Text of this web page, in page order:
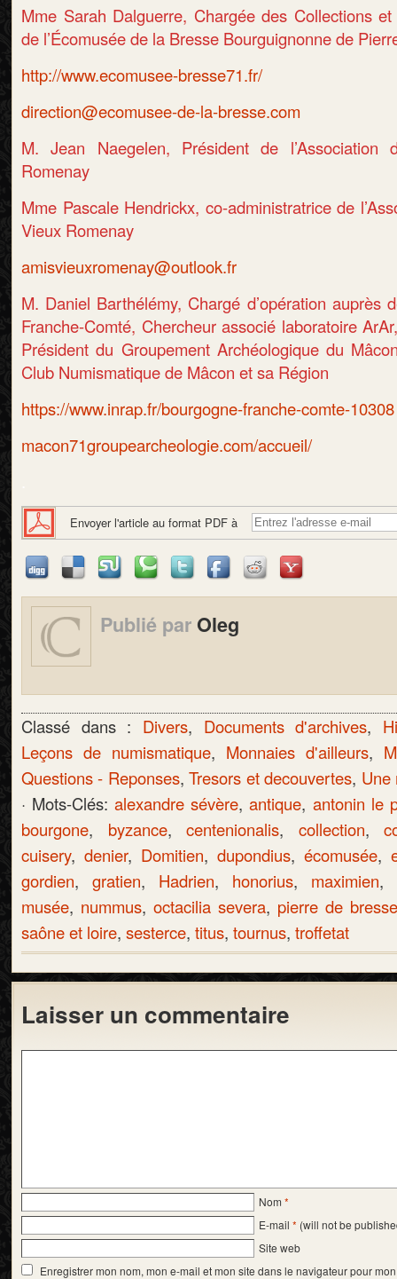
Mme Sarah Dalguerre, Chargée des Collections et
de l’Écomusée de la Bresse Bourguignonne de
http://www.ecomusee-bresse71.fr/
direction@ecomusee-de-la-bresse.com
M. Jean Naegelen, Président de
Romenay
Mme Pascale Hendrickx, co-administratrice de
Vieux Romenay
amisvieuxromenay@outlook.fr
M. Daniel Barthélémy, Chargé d’opération auprès
Franche-Comté, Chercheur associé laboratoire
Président du Groupement Archéologique du
Club Numismatique de Mâcon et sa Région
https://www.inrap.fr/bourgogne-franche-comte-10308
macon71groupearcheologie.com/accueil/
Envoyer l'article au format PDF à
Publié par Oleg
Classé dans : Divers, Documents d'archives,
Leçons de numismatique, Monnaies d'ailleurs,
Questions - Reponses,Tresors et decouvertes, Une
· Mots-Clés:alexandre sévère,antique, antonin le
bourgone, byzance,centenionalis, collection,
cuisery, denier, Domitien, dupondius, écomusée,
gordien, gratien, Hadrien, honorius, maximien,
musée, nummus, octacilia severa, pierre de bresse
saône et loire, sesterce, titus, tournus, troffetat
Laisser un commentaire
Nom *
E-mail * (will not be
Site web
Enregistrer mon nom, mon e-mail et mon site dans le navigateur pour